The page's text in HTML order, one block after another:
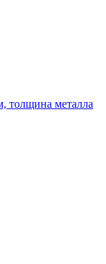
толщина металла